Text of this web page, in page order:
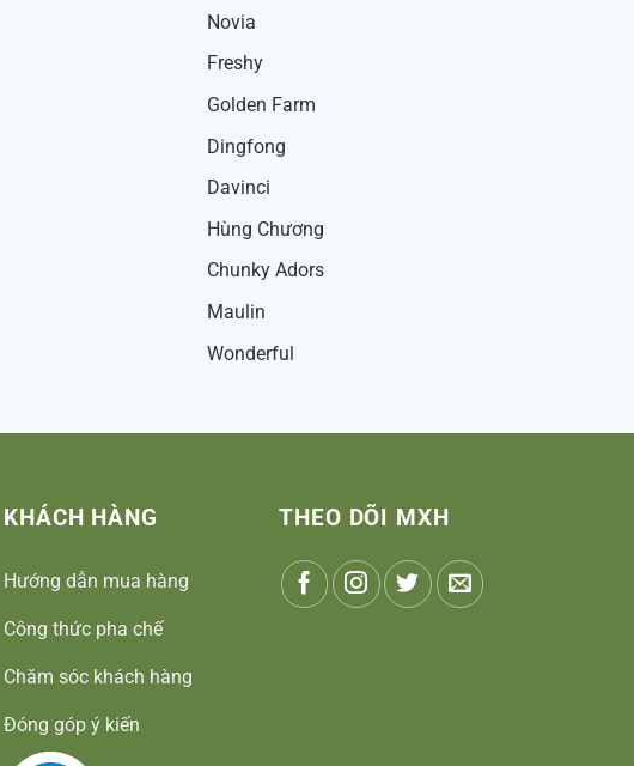
Novia
Freshy
Golden Farm
Dingfong
Davinci
Hùng Chương
Chunky Adors
Maulin
Wonderful
KHÁCH HÀNG
Hướng dẫn mua hàng
Công thức pha chế
Chăm sóc khách hàng
Đóng góp ý kiến
THEO DÕI MXH